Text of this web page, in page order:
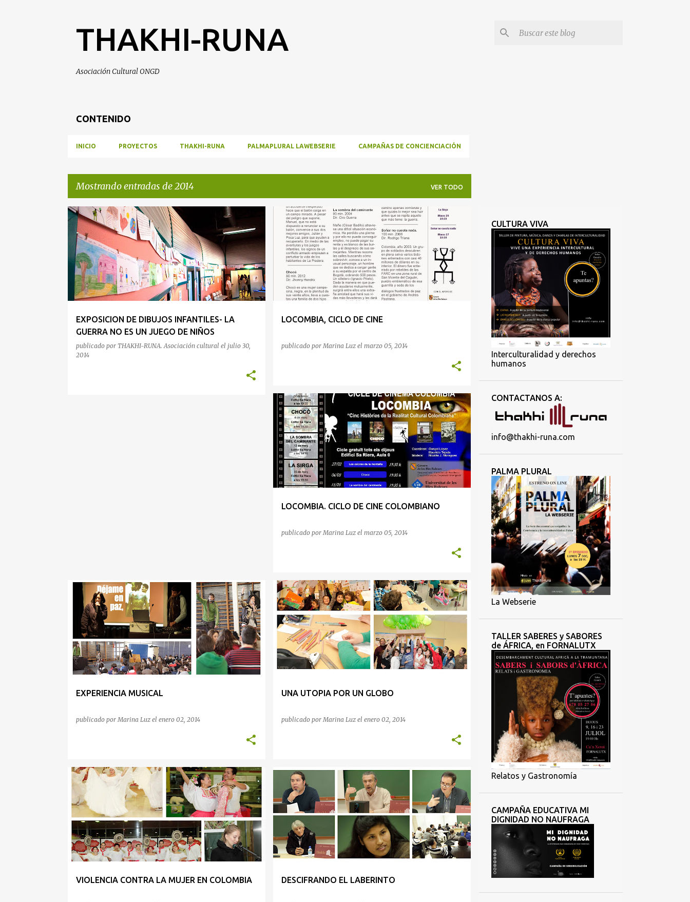
THAKHI-RUNA
Asociación Cultural ONGD
CONTENIDO
INICIO PROYECTOS THAKHI-RUNA PALMAPLURAL LAWEBSERIE CAMPAÑAS DE CONCIENCIACIÓN
Mostrando entradas de 2014 VER TODO
E
n
r
a
d
EXPOSICION DE DIBUJOS INFANTILES- LA
GUERRA NO ES UN JUEGO DE NIÑOS
publicado por THAKHI-RUNA. Asociación cultural el julio 30,
2014
LOCOMBIA, CICLO DE CINE
publicado porMarina Luz el marzo 05, 2014
INSIDENCIA Y MOVILIZACIÓN
LOCOMBIA. CICLO DE CINE COLOMBIANO
publicado porMarina Luz el marzo 05, 2014
INSIDENCIA Y MOVILIZACIÓN
EXPERIENCIA MUSICAL
publicado porMarina Luz el enero 02, 2014
UNA UTOPIA POR UN GLOBO
publicado porMarina Luz el enero 02, 2014
INSIDENCIA Y MOVILIZACIÓN
VIOLENCIA CONTRA LA MUJER EN COLOMBIA
INSIDENCIA Y MOVILIZACIÓN
DESCIFRANDO EL LABERINTO
INSIDENCIA Y MOVILIZACIÓN
CULTURA VIVA
Interculturalidad y derechos
humanos
CONTACTANOS A:
info@thakhi-runa.com
PALMA PLURAL
La Webserie
TALLER SABERES y SABORES
de ÁFRICA, en FORNALUTX
Relatos y Gastronomía
CAMPAÑA EDUCATIVA MI
DIGNIDAD NO NAUFRAGA